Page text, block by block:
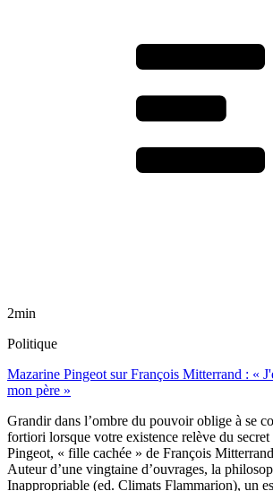
2min
Politique
Mazarine Pingeot sur François Mitterrand : «
mon père »
Grandir dans l’ombre du pouvoir oblige à se
fortiori lorsque votre existence relève du secret
Pingeot, « fille cachée » de François
Auteur d’une vingtaine d’ouvrages, la
Inappropriable (ed. Climats Flammarion), un